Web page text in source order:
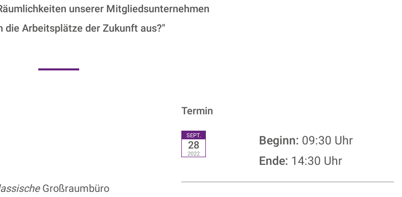
unserer Mitgliedsunternehmen
die Arbeitsplätze der Zukunft aus?"
Großraumbüro
Termin
SEPT.
28
2022
Beginn: 09:30 Uhr
Ende: 14:30 Uhr